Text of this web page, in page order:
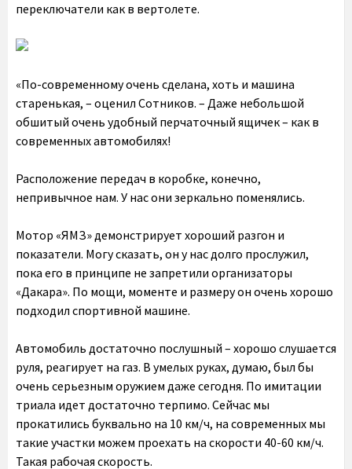
переключатели как в вертолете.
«По-современному очень сделана, хоть и машина
старенькая, – оценил Сотников. – Даже небольшой
обшитый очень удобный перчаточный ящичек – как в
современных автомобилях!
Расположение передач в коробке, конечно,
непривычное нам. У нас они зеркально поменялись.
Мотор «ЯМЗ» демонстрирует хороший разгон и
показатели. Могу сказать, он у нас долго прослужил,
пока его в принципе не запретили организаторы
«Дакара». По мощи, моменте и размеру он очень хорошо
подходил спортивной машине.
Автомобиль достаточно послушный – хорошо слушается
руля, реагирует на газ. В умелых руках, думаю, был бы
очень серьезным оружием даже сегодня. По имитации
триала идет достаточно терпимо. Сейчас мы
прокатились буквально на 10 км/ч, на современных мы
такие участки можем проехать на скорости 40-60 км/ч.
Такая рабочая скорость.